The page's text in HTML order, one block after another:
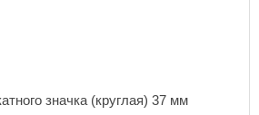
значка (круглая) 37 мм